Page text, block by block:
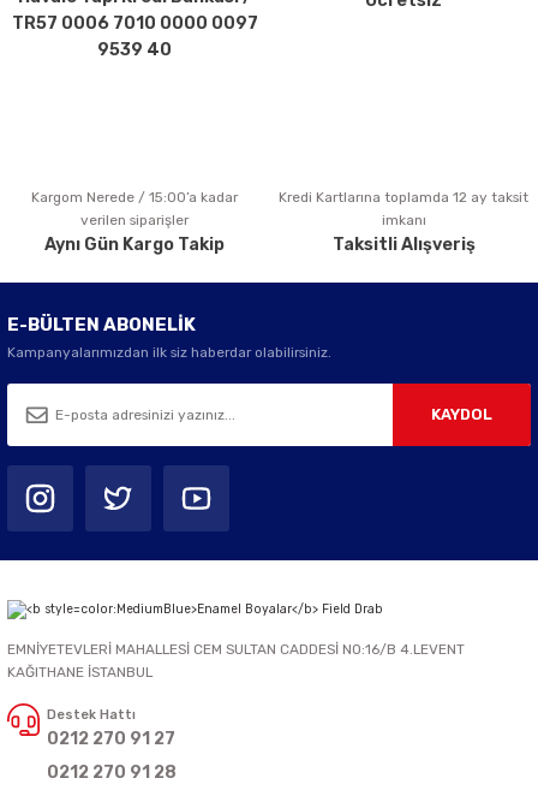
Ürün fiyatı diğer sitelerden daha pahalı.
Bu ürüne benzer farklı alternatifler olmalı.
Gönder
TR57 0006 7010 0000 0097
9539 40
Kargom Nerede / 15:00’a kadar
verilen siparişler
Aynı Gün Kargo Takip
Kredi Kartlarına toplamda 12 ay taksit
imkanı
Taksitli Alışveriş
E-BÜLTEN ABONELİK
Kampanyalarımızdan ilk siz haberdar olabilirsiniz.
KAYDOL
EMNİYETEVLERİ MAHALLESİ CEM SULTAN CADDESİ NO:16/B 4.LEVENT
KAĞITHANE İSTANBUL
Destek Hattı
0212 270 91 27
0212 270 91 28